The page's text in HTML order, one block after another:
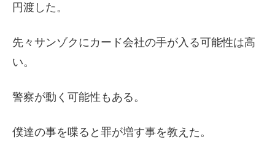
円渡した。
先々サンゾクにカード会社の手が入る可能性は高
い。
警察が動く可能性もある。
僕達の事を喋ると罪が増す事を教えた。